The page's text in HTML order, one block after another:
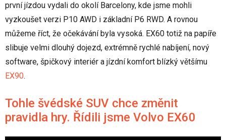
první jízdou vydali do okolí Barcelony, kde jsme mohli
vyzkoušet verzi P10 AWD i základní P6 RWD. A rovnou
můžeme říct, že očekávání byla vysoká. EX60 totiž na papíře
slibuje velmi dlouhý dojezd, extrémně rychlé nabíjení, nový
software, špičkový interiér a jízdní komfort blízký většímu
EX90.
Tohle švédské SUV chce změnit
pravidla hry. Řídili jsme Volvo EX60